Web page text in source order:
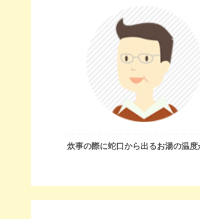
炊事の際に蛇口から出るお湯の温